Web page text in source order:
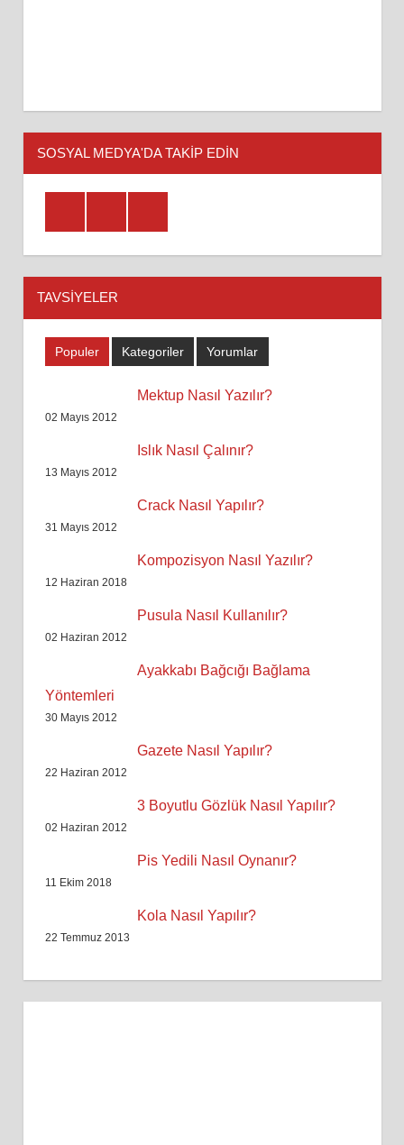
SOSYAL MEDYA'DA TAKİP EDİN
TAVSIYELER
Populer Kategoriler Yorumlar
Mektup Nasıl Yazılır?
02 Mayıs 2012
Islık Nasıl Çalınır?
13 Mayıs 2012
Crack Nasıl Yapılır?
31 Mayıs 2012
Kompozisyon Nasıl Yazılır?
12 Haziran 2018
Pusula Nasıl Kullanılır?
02 Haziran 2012
Ayakkabı Bağcığı Bağlama
Yöntemleri
30 Mayıs 2012
Gazete Nasıl Yapılır?
22 Haziran 2012
3 Boyutlu Gözlük Nasıl Yapılır?
02 Haziran 2012
Pis Yedili Nasıl Oynanır?
11 Ekim 2018
Kola Nasıl Yapılır?
22 Temmuz 2013